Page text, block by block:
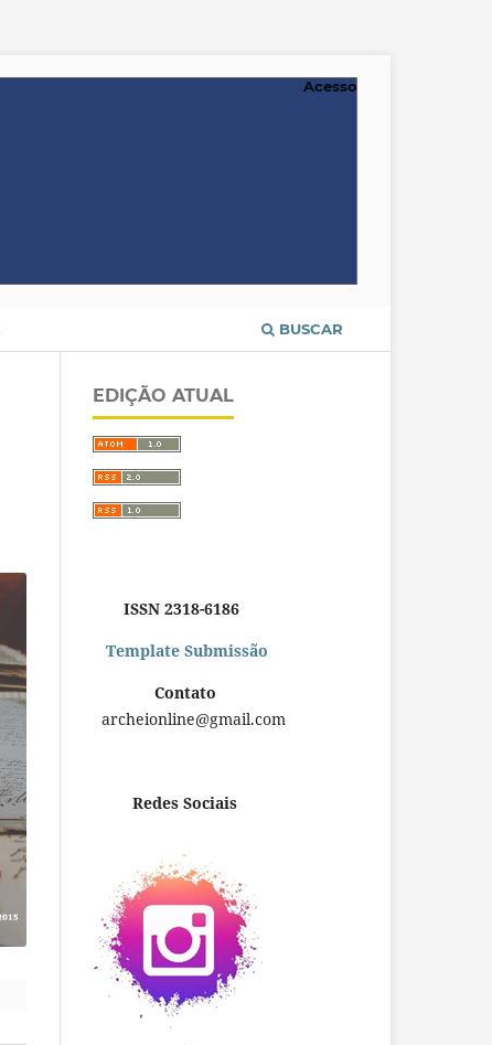
BUSCAR
Acesso
EDIÇÃO ATUAL
ISSN 2318-6186
Template Submissão
Contato
archeionline@gmail.com
Redes Sociais